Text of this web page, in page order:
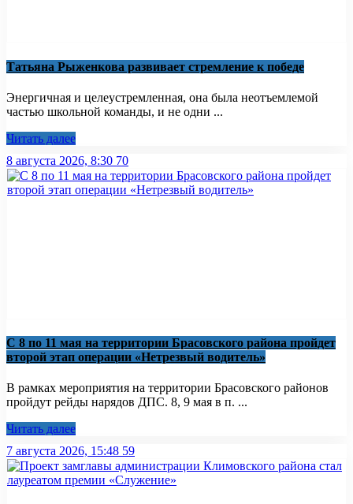
Татьяна Рыженкова развивает стремление к победе
Энергичная и целеустремленная, она была неотъемлемой
частью школьной команды, и не одни ...
Читать далее
8 августа 2026, 8:30 70
С 8 по 11 мая на территории Брасовского района пройдет
второй этап операции «Нетрезвый водитель»
В рамках мероприятия на территории Брасовского районов
пройдут рейды нарядов ДПС. 8, 9 мая в п. ...
Читать далее
7 августа 2026, 15:48 59